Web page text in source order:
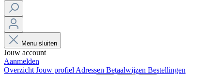
Menu sluiten
Jouw account
Aanmelden
Overzicht Jouw profiel Adressen Betaalwijzen Bestellingen